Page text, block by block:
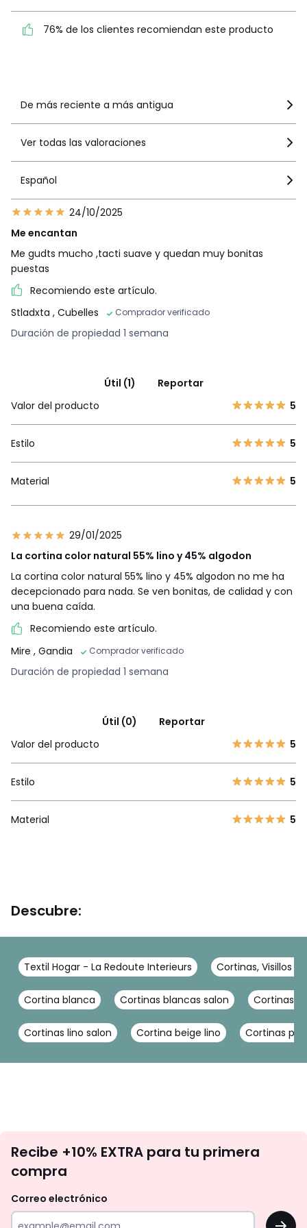
recomiendan este producto
76% de los clientes recomiendan este producto
De más reciente a más antigua
Ver todas las valoraciones
Español
24/10/2025
Me encantan
Me gudts mucho ,tacti suave y quedan muy bonitas
puestas
Recomiendo este artículo.
Stladxta , Cubelles Comprador verificado
Duración de propiedad 1 semana
Útil (1)
Reportar
Valor del producto
5
Estilo 5
Material 5
29/01/2025
La cortina color natural 55% lino y 45% algodon
La cortina color natural 55% lino y 45% algodon no me ha
decepcionado para nada. Se ven bonitas, de calidad y con
una buena caída.
Recomiendo este artículo.
Mire , Gandia Comprador verificado
Duración de propiedad 1 semana
Útil (0)
Reportar
Valor del producto
5
Estilo 5
Material 5
Descubre:
Textil Hogar - La Redoute Interieurs Cortinas, Visillos y
Cortina blanca Cortinas blancas salon Cortinas
Cortinas lino salon Cortina beige lino Cortinas
te
tu
Recibe +10% EXTRA para tu primera
compra
Correo electrónico
OK